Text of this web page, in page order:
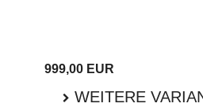
999,00 EUR
WEITERE